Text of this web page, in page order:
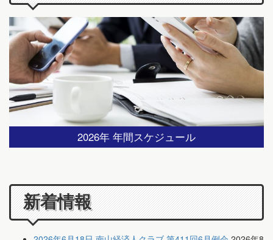
2026年 年間スケジュール
新着情報